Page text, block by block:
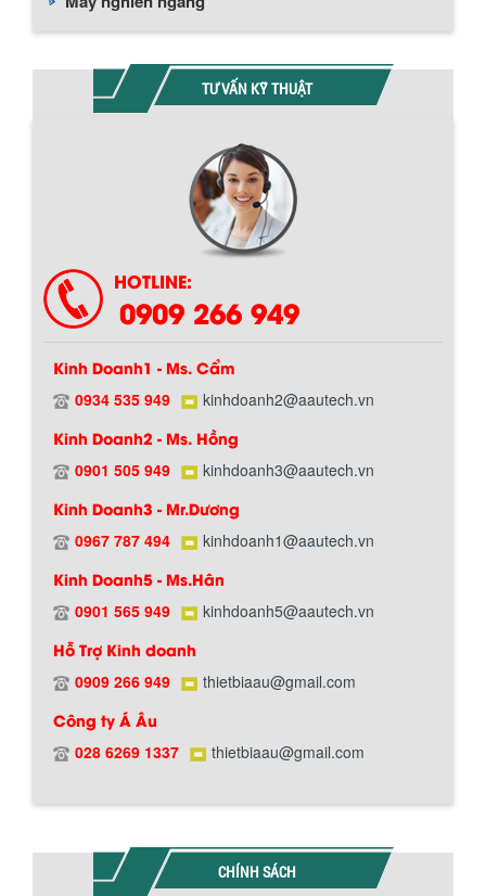
TƯ VẤN KỸ THUẬT
HOTLINE:
0909 266 949
Kinh Doanh1 - Ms. Cẩm
0934 535 949 kinhdoanh2@aautech.vn
Kinh Doanh2 - Ms. Hồng
0901 505 949 kinhdoanh3@aautech.vn
Kinh Doanh3 - Mr.Dương
0967 787 494 kinhdoanh1@aautech.vn
Kinh Doanh5 - Ms.Hân
0901 565 949 kinhdoanh5@aautech.vn
Hỗ Trợ Kinh doanh
0909 266 949 thietbiaau@gmail.com
Công ty Á Âu
028 6269 1337 thietbiaau@gmail.com
CHÍNH SÁCH
Chính sách giao hàng
Hướng dẫn thanh toán mua hàng
Chính sách bảo hành